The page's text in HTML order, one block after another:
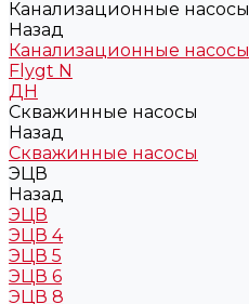
Канализационные насосы
Назад
Канализационные насосы
Flygt N
ДН
Скважинные насосы
Назад
Скважинные насосы
ЭЦВ
Назад
ЭЦВ
ЭЦВ 4
ЭЦВ 5
ЭЦВ 6
ЭЦВ 8